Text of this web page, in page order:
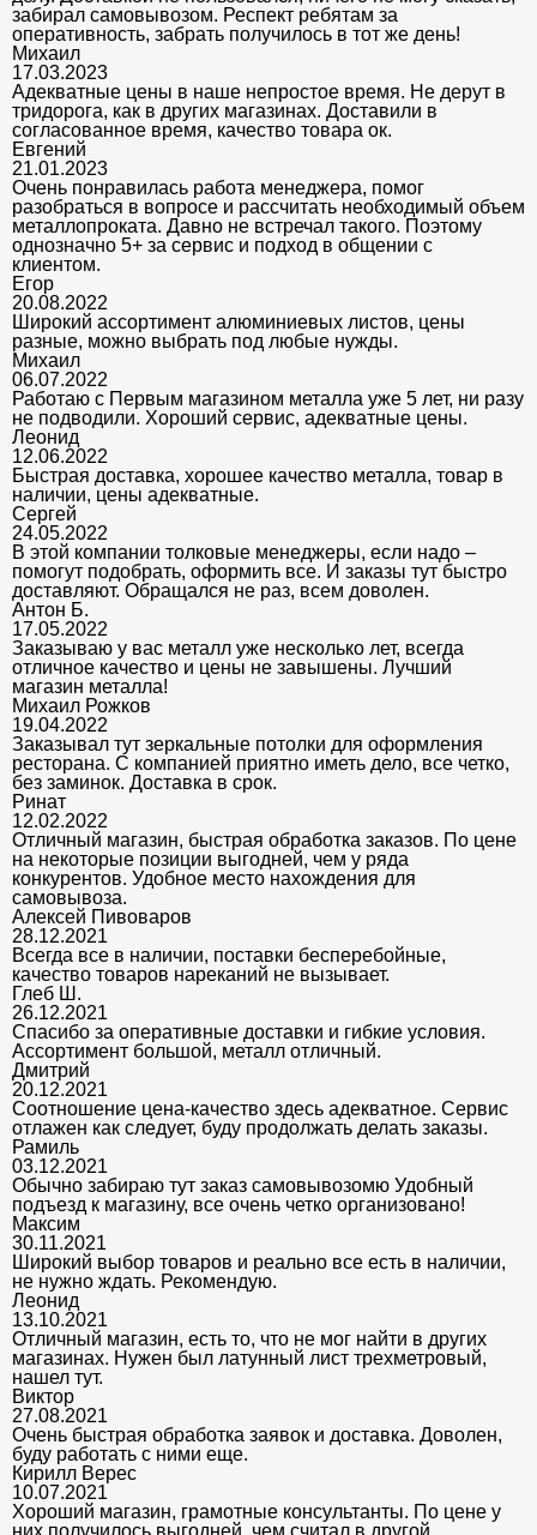
забирал самовывозом. Респект ребятам за
оперативность, забрать получилось в тот же день!
Михаил
17.03.2023
Адекватные цены в наше непростое время. Не дерут в
тридорога, как в других магазинах. Доставили в
согласованное время, качество товара ок.
Евгений
21.01.2023
Очень понравилась работа менеджера, помог
разобраться в вопросе и рассчитать необходимый объем
металлопроката. Давно не встречал такого. Поэтому
однозначно 5+ за сервис и подход в общении с
клиентом.
Егор
20.08.2022
Широкий ассортимент алюминиевых листов, цены
разные, можно выбрать под любые нужды.
Михаил
06.07.2022
Работаю с Первым магазином металла уже 5 лет, ни разу
не подводили. Хороший сервис, адекватные цены.
Леонид
12.06.2022
Быстрая доставка, хорошее качество металла, товар в
наличии, цены адекватные.
Сергей
24.05.2022
В этой компании толковые менеджеры, если надо –
помогут подобрать, оформить все. И заказы тут быстро
доставляют. Обращался не раз, всем доволен.
Антон Б.
17.05.2022
Заказываю у вас металл уже несколько лет, всегда
отличное качество и цены не завышены. Лучший
магазин металла!
Михаил Рожков
19.04.2022
Заказывал тут зеркальные потолки для оформления
ресторана. С компанией приятно иметь дело, все четко,
без заминок. Доставка в срок.
Ринат
12.02.2022
Отличный магазин, быстрая обработка заказов. По цене
на некоторые позиции выгодней, чем у ряда
конкурентов. Удобное место нахождения для
самовывоза.
Алексей Пивоваров
28.12.2021
Всегда все в наличии, поставки бесперебойные,
качество товаров нареканий не вызывает.
Глеб Ш.
26.12.2021
Спасибо за оперативные доставки и гибкие условия.
Ассортимент большой, металл отличный.
Дмитрий
20.12.2021
Соотношение цена-качество здесь адекватное. Сервис
отлажен как следует, буду продолжать делать заказы.
Рамиль
03.12.2021
Обычно забираю тут заказ самовывозомю Удобный
подъезд к магазину, все очень четко организовано!
Максим
30.11.2021
Широкий выбор товаров и реально все есть в наличии,
не нужно ждать. Рекомендую.
Леонид
13.10.2021
Отличный магазин, есть то, что не мог найти в других
магазинах. Нужен был латунный лист трехметровый,
нашел тут.
Виктор
27.08.2021
Очень быстрая обработка заявок и доставка. Доволен,
буду работать с ними еще.
Кирилл Верес
10.07.2021
Хороший магазин, грамотные консультанты. По цене у